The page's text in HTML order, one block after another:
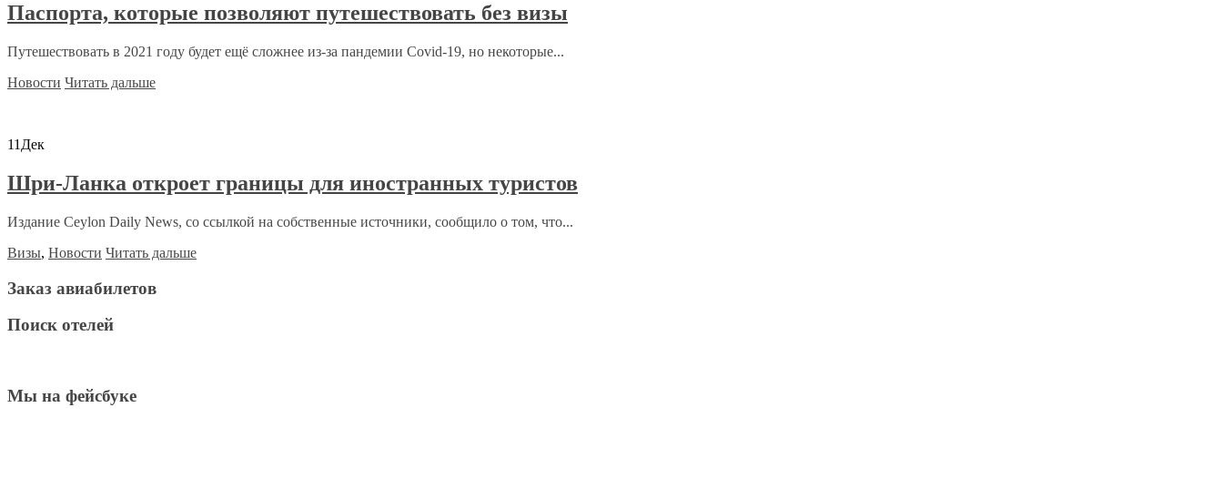
Паспорта, которые позволяют путешествовать без визы
Путешествовать в 2021 году будет ещё сложнее из-за пандемии Covid-19, но некоторые...
Новости Читать дальше
11 Дек
Шри-Ланка откроет границы для иностранных туристов
Издание Ceylon Daily News, со ссылкой на собственные источники, сообщило о том, что...
Визы, Новости Читать дальше
Заказ авиабилетов
Поиск отелей
Мы на фейсбуке